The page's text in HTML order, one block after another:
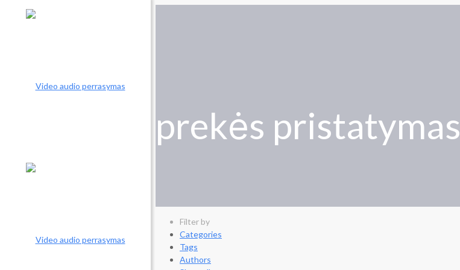
prekės pristatymas
Filter by
Categories
Tags
Authors